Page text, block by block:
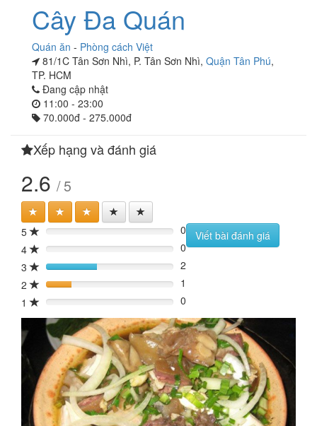
Cây Đa Quán
Quán ăn - Phòng cách Việt
81/1C Tân Sơn Nhì, P. Tân Sơn Nhì, Quận Tân Phú,
TP. HCM
Đang cập nhật
11:00 - 23:00
70.000đ - 275.000đ
Xếp hạng và đánh giá
2.6 / 5
5 0%
0
4
0%
0
3
40%
2
2
20%
1
1
0% 0
Viết bài đánh giá